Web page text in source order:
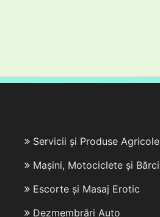
Servicii și Produse Agricole
Mașini, Motociclete și Bărci
Escorte și Masaj Erotic
Dezmembrări Auto